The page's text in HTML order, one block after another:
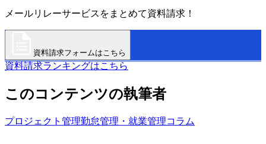
メールリレーサービスをまとめて資料請求！
資料請求フォームはこちら
資料請求ランキングはこちら
このコンテンツの執筆者
プロジェクト管理勤怠管理・就業管理コラム